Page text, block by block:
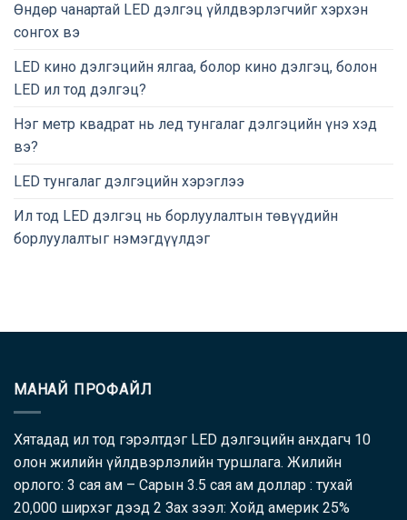
Өндөр чанартай LED дэлгэц үйлдвэрлэгчийг хэрхэн
сонгох вэ
LED кино дэлгэцийн ялгаа, болор кино дэлгэц, болон
LED ил тод дэлгэц?
Нэг метр квадрат нь лед тунгалаг дэлгэцийн үнэ хэд
вэ?
LED тунгалаг дэлгэцийн хэрэглээ
Ил тод LED дэлгэц нь борлуулалтын төвүүдийн
борлуулалтыг нэмэгдүүлдэг
МАНАЙ ПРОФАЙЛ
Хятадад ил тод гэрэлтдэг LED дэлгэцийн анхдагч 10
олон жилийн үйлдвэрлэлийн туршлага. Жилийн
орлого: 3 сая ам – Сарын 3.5 сая ам доллар : тухай
20,000 ширхэг дээд 2 Зах зээл: Хойд америк 25%